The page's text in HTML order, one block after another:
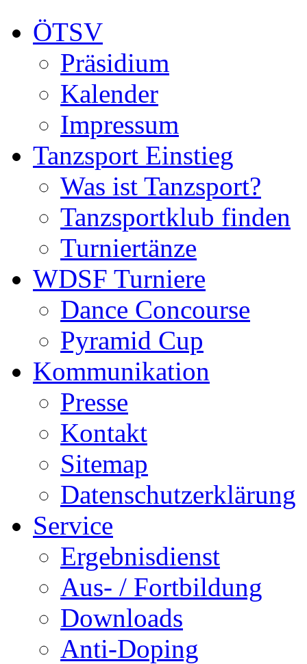
ÖTSV
Präsidium
Kalender
Impressum
Tanzsport Einstieg
Was ist Tanzsport?
Tanzsportklub finden
Turniertänze
WDSF Turniere
Dance Concourse
Pyramid Cup
Kommunikation
Presse
Kontakt
Sitemap
Datenschutzerklärung
Service
Ergebnisdienst
Aus- / Fortbildung
Downloads
Anti-Doping